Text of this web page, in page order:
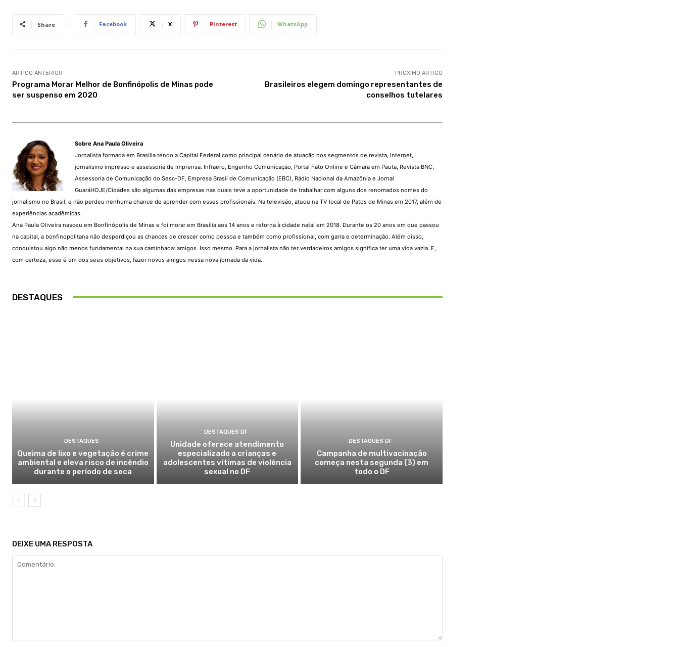
Share Facebook X Pinterest WhatsApp
ARTIGO ANTERIOR
Programa Morar Melhor de Bonfinópolis de Minas pode
ser suspenso em 2020
PRÓXIMO ARTIGO
Brasileiros elegem domingo representantes de
conselhos tutelares
Sobre Ana Paula Oliveira
Jornalista formada em Brasília tendo a Capital Federal como principal cenário de atuação nos segmentos de revista, internet,
jornalismo impresso e assessoria de imprensa. Infraero, Engenho Comunicação, Portal Fato Online e Câmara em Pauta, Revista BNC,
Assessoria de Comunicação do Sesc-DF, Empresa Brasil de Comunicação (EBC), Rádio Nacional da Amazônia e Jornal
GuaráHOJE/Cidades são algumas das empresas nas quais teve a oportunidade de trabalhar com alguns dos renomados nomes do
jornalismo no Brasil, e não perdeu nenhuma chance de aprender com esses profissionais. Na televisão, atuou na TV local de Patos de Minas em 2017, além de
experiências acadêmicas.
Ana Paula Oliveira nasceu em Bonfinópolis de Minas e foi morar em Brasília aos 14 anos e retorna à cidade natal em 2018. Durante os 20 anos em que passou
na capital, a bonfinopolitana não desperdiçou as chances de crescer como pessoa e também como profissional, com garra e determinação. Além disso,
conquistou algo não menos fundamental na sua caminhada: amigos. Isso mesmo. Para a jornalista não ter verdadeiros amigos significa ter uma vida vazia. E,
com certeza, esse é um dos seus objetivos, fazer novos amigos nessa nova jornada da vida..
DESTAQUES
DESTAQUES
Queima de lixo e vegetação é crime
ambiental e eleva risco de incêndio
durante o período de seca
DESTAQUES DF
Unidade oferece atendimento
especializado a crianças e
adolescentes vítimas de violência
sexual no DF
DESTAQUES DF
Campanha de multivacinação
começa nesta segunda (3) em
todo o DF
DEIXE UMA RESPOSTA